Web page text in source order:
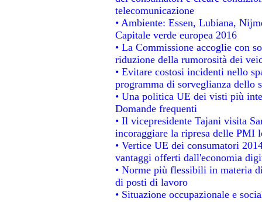
telecomunicazione
• Ambiente: Essen, Lubiana,
Capitale verde europea 2016
• La Commissione accoglie con
riduzione della rumorosità dei
• Evitare costosi incidenti nello
programma di sorveglianza dello
• Una politica UE dei visti più
Domande frequenti
• Il vicepresidente Tajani visita
incoraggiare la ripresa delle PMI
• Vertice UE dei consumatori
vantaggi offerti dall'economia
• Norme più flessibili in materia
di posti di lavoro
• Situazione occupazionale e